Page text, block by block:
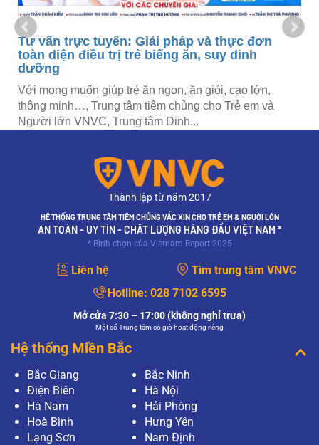
Tư vấn trực tuyến: Giải pháp và thực đơn
toàn diện điều trị trẻ biếng ăn, suy dinh
dưỡng
Với mong muốn giúp trẻ ăn ngon, ăn giỏi, cao lớn,
thông minh…, Trung tâm tiêm chủng cho Trẻ em và
Người lớn VNVC, Trung tâm Dinh...
Thành lập từ năm 2017
HỆ THỐNG TRUNG TÂM TIÊM CHỦNG VẮC XIN CHO TRẺ EM & NGƯỜI LỚN
AN TOÀN - UY TÍN - CHẤT LƯỢNG HÀNG ĐẦU VIỆT NAM *
* Bình chọn của Vietnam Report 2025
Liên hệ
Tìm trung tâm VNVC
Hotline: 028 7102 6595
Mở cửa 7:30 – 17:00 (không nghỉ trưa)
Một số Trung tâm có giờ hoạt động riêng
Hệ thống Miền Bắc
Bắc Giang
Bắc Ninh
Điện Biên
Hà Nội
Hà Nam
Hải Phòng
Hoà Bình
Hưng Yên
Lạng Sơn
Nam Định